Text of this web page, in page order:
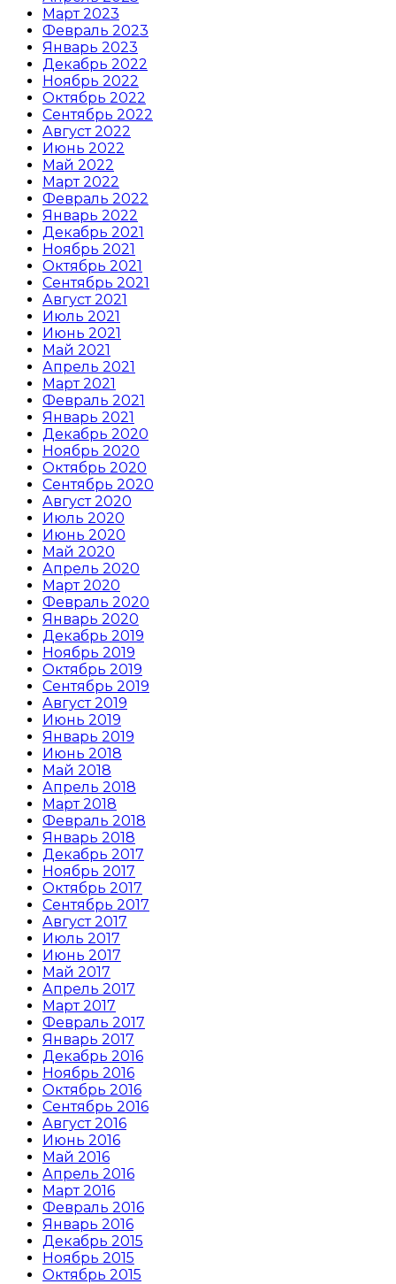
Март 2023
Февраль 2023
Январь 2023
Декабрь 2022
Ноябрь 2022
Октябрь 2022
Сентябрь 2022
Август 2022
Июнь 2022
Май 2022
Март 2022
Февраль 2022
Январь 2022
Декабрь 2021
Ноябрь 2021
Октябрь 2021
Сентябрь 2021
Август 2021
Июль 2021
Июнь 2021
Май 2021
Апрель 2021
Март 2021
Февраль 2021
Январь 2021
Декабрь 2020
Ноябрь 2020
Октябрь 2020
Сентябрь 2020
Август 2020
Июль 2020
Июнь 2020
Май 2020
Апрель 2020
Март 2020
Февраль 2020
Январь 2020
Декабрь 2019
Ноябрь 2019
Октябрь 2019
Сентябрь 2019
Август 2019
Июнь 2019
Январь 2019
Июнь 2018
Май 2018
Апрель 2018
Март 2018
Февраль 2018
Январь 2018
Декабрь 2017
Ноябрь 2017
Октябрь 2017
Сентябрь 2017
Август 2017
Июль 2017
Июнь 2017
Май 2017
Апрель 2017
Март 2017
Февраль 2017
Январь 2017
Декабрь 2016
Ноябрь 2016
Октябрь 2016
Сентябрь 2016
Август 2016
Июнь 2016
Май 2016
Апрель 2016
Март 2016
Февраль 2016
Январь 2016
Декабрь 2015
Ноябрь 2015
Октябрь 2015